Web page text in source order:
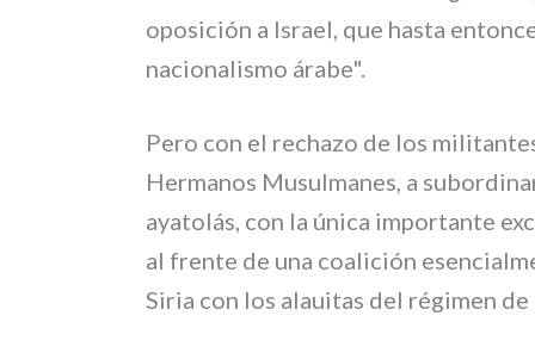
opo­si­ción a Israel, que hasta
nacio­na­li­smo ára­be".
Pero con el recha­zo de los
Hermanos Musulmanes, a
aya­to­lás, con la úni­ca impor­tan­te
al fren­te de una coa­li­ción
Siria con los alaui­tas del régi­men de